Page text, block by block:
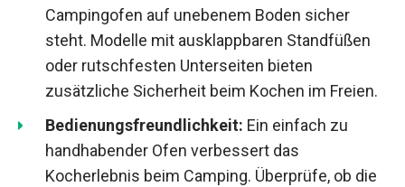
Campingofen auf unebenem Boden sicher
steht. Modelle mit ausklappbaren Standfüßen
oder rutschfesten Unterseiten bieten
zusätzliche Sicherheit beim Kochen im Freien.
Bedienungsfreundlichkeit: Ein einfach zu
handhabender Ofen verbessert das
Kocherlebnis beim Camping. Überprüfe, ob die